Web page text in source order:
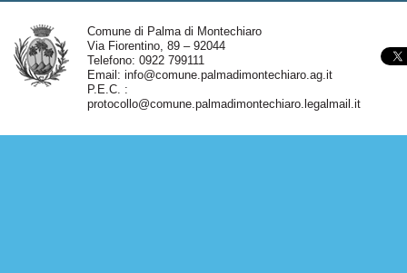
Comune di Palma di Montechiaro
Via Fiorentino, 89 – 92044
Telefono: 0922 799111
Email: info@comune.palmadimontechiaro.ag.it
P.E.C. :
protocollo@comune.palmadimontechiaro.legalmail.it